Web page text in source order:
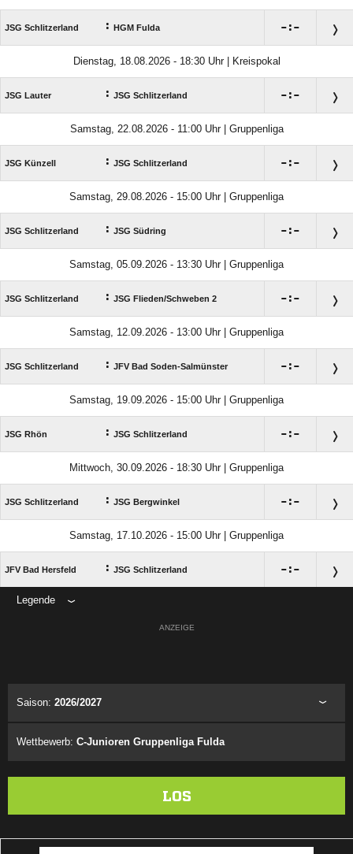
JSG Schlitzerland : HGM Fulda :
Dienstag, 18.08.2026 - 18:30 Uhr | Kreispokal
JSG Lauter : JSG Schlitzerland :
Samstag, 22.08.2026 - 11:00 Uhr | Gruppenliga
JSG Künzell : JSG Schlitzerland :
Samstag, 29.08.2026 - 15:00 Uhr | Gruppenliga
JSG Schlitzerland : JSG Südring :
Samstag, 05.09.2026 - 13:30 Uhr | Gruppenliga
JSG Schlitzerland : JSG Flieden/​Schweben 2 :
Samstag, 12.09.2026 - 13:00 Uhr | Gruppenliga
JSG Schlitzerland : JFV Bad Soden-Salmünster :
Samstag, 19.09.2026 - 15:00 Uhr | Gruppenliga
JSG Rhön : JSG Schlitzerland :
Mittwoch, 30.09.2026 - 18:30 Uhr | Gruppenliga
JSG Schlitzerland : JSG Bergwinkel :
Samstag, 17.10.2026 - 15:00 Uhr | Gruppenliga
JFV Bad Hersfeld : JSG Schlitzerland :
Legende
ANZEIGE
Saison: 2026/2027
Wettbewerb: C-Junioren Gruppenliga Fulda
LOS